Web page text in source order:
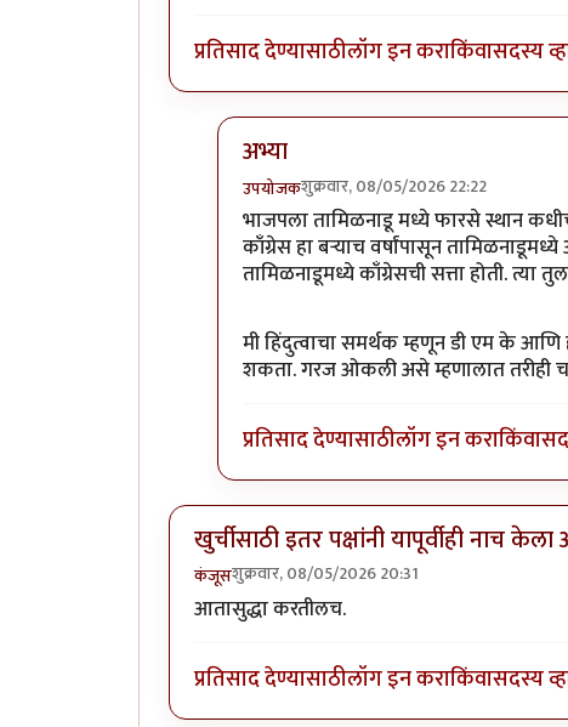
प्रतिसाद देण्यासाठीलॉग इन कराकिंवासदस्य
अभ्या
उपयोजकशुक्रवार, 08/05/2026 22:22
In reply toएकच नंबरbyअभ्या..
भाजपला तामिळनाडू मध्ये फारसे स्थान
काँग्रेस हा बऱ्याच वर्षांपासून
तामिळनाडूमध्ये काँग्रेसची सत्ता होती.
मी हिंदुत्वाचा समर्थक म्हणून डी एम के
शकता. गरज ओकली असे म्हणालात तरीही
प्रतिसाद देण्यासाठीलॉग इन कराकिंवा
खुर्चीसाठी इतर पक्षांनी यापूर्वीही नाच
कंजूसशुक्रवार, 08/05/2026 20:31
आतासुद्धा करतीलच.
प्रतिसाद देण्यासाठीलॉग इन कराकिंवासदस्य